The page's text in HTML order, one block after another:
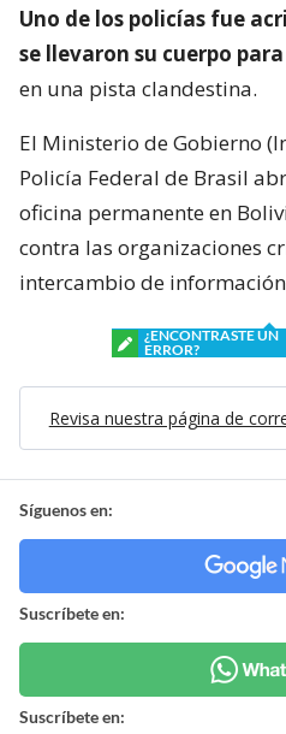
Uno de los policías fue
se llevaron su cuerpo
en una pista clandestina.
El Ministerio de Gobierno
Policía Federal de Brasil
oficina permanente en
contra las organizaciones
intercambio de
¿ENCONTRASTE UN
ERROR?
Revisa nuestra página de
Síguenos en:
Suscríbete en:
Suscríbete en: